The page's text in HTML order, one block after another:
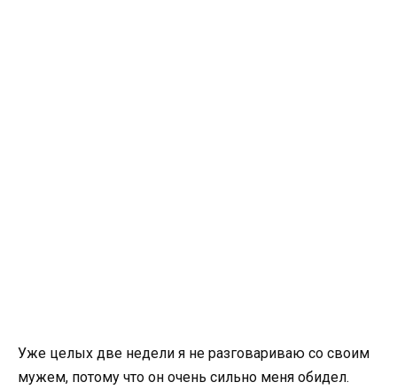
Уже целых две недели я не разговариваю со своим
мужем, потому что он очень сильно меня обидел.